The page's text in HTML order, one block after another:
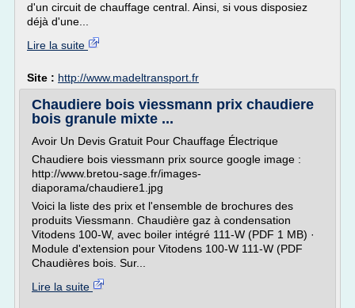
d'un circuit de chauffage central. Ainsi, si vous disposiez
déjà d'une...
Lire la suite
Site : http://www.madeltransport.fr
Chaudiere bois viessmann prix chaudiere
bois granule mixte ...
Avoir Un Devis Gratuit Pour Chauffage Électrique
Chaudiere bois viessmann prix source google image :
http://www.bretou-sage.fr/images-
diaporama/chaudiere1.jpg
Voici la liste des prix et l'ensemble de brochures des
produits Viessmann. Chaudière gaz à condensation
Vitodens 100-W, avec boiler intégré 111-W (PDF 1 MB) ·
Module d'extension pour Vitodens 100-W 111-W (PDF
Chaudières bois. Sur...
Lire la suite